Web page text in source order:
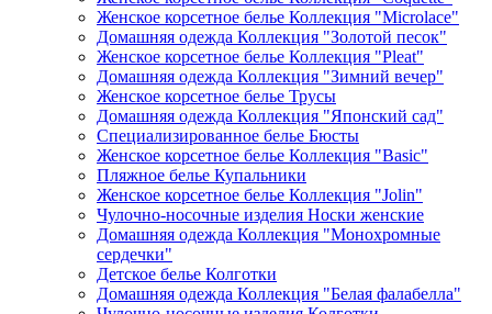
Женское корсетное белье Коллекция "Microlace"
Домашняя одежда Коллекция "Золотой песок"
Женское корсетное белье Коллекция "Pleat"
Домашняя одежда Коллекция "Зимний вечер"
Женское корсетное белье Трусы
Домашняя одежда Коллекция "Японский сад"
Специализированное белье Бюсты
Женское корсетное белье Коллекция "Basic"
Пляжное белье Купальники
Женское корсетное белье Коллекция "Jolin"
Чулочно-носочные изделия Носки женские
Домашняя одежда Коллекция "Монохромные
сердечки"
Детское белье Колготки
Домашняя одежда Коллекция "Белая фалабелла"